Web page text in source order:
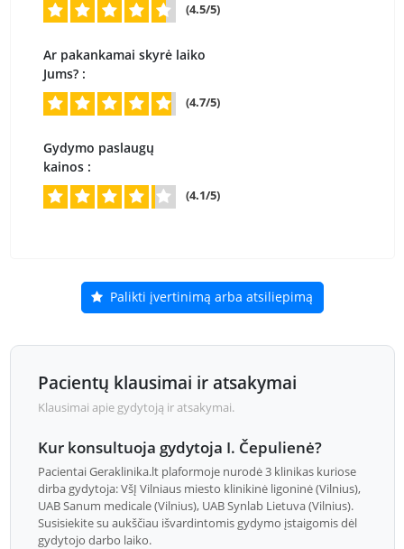
(4.5/5)
Ar pakankamai skyrė laiko
Jums? :
(4.7/5)
Gydymo paslaugų
kainos :
(4.1/5)
Palikti įvertinimą arba atsiliepimą
Pacientų klausimai ir atsakymai
Klausimai apie gydytoją ir atsakymai.
Kur konsultuoja gydytoja I. Čepulienė?
Pacientai Geraklinika.lt plaformoje nurodė 3 klinikas kuriose
dirba gydytoja: VšĮ Vilniaus miesto klinikinė ligoninė (Vilnius),
UAB Sanum medicale (Vilnius), UAB Synlab Lietuva (Vilnius).
Susisiekite su aukščiau išvardintomis gydymo įstaigomis dėl
gydytojo darbo laiko.